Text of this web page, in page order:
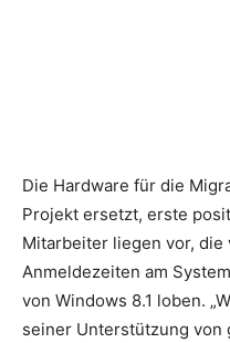
Die Hardware für die
Projekt ersetzt, erste
Mitarbeiter liegen vor,
Anmeldezeiten am
von Windows 8.1 loben.
seiner Unterstützung von